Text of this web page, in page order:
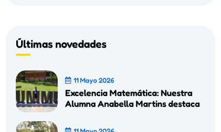
Últimas novedades
11 Mayo 2026
Excelencia Matemática: Nuestra
Alumna Anabella Martins destaca